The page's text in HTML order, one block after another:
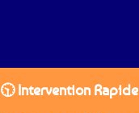
🕥 Intervention Rapide